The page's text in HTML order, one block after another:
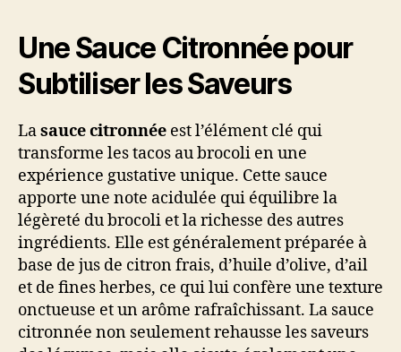
Une Sauce Citronnée pour
Subtiliser les Saveurs
Lasauce citronnée est l’élément clé qui
transforme les tacos au brocoli en une
expérience gustative unique. Cette sauce
apporte une note acidulée qui équilibre la
légèreté du brocoli et la richesse des autres
ingrédients. Elle est généralement préparée à
base de jus de citron frais, d’huile d’olive, d’ail
et de fines herbes, ce qui lui confère une texture
onctueuse et un arôme rafraîchissant. La sauce
citronnée non seulement rehausse les saveurs